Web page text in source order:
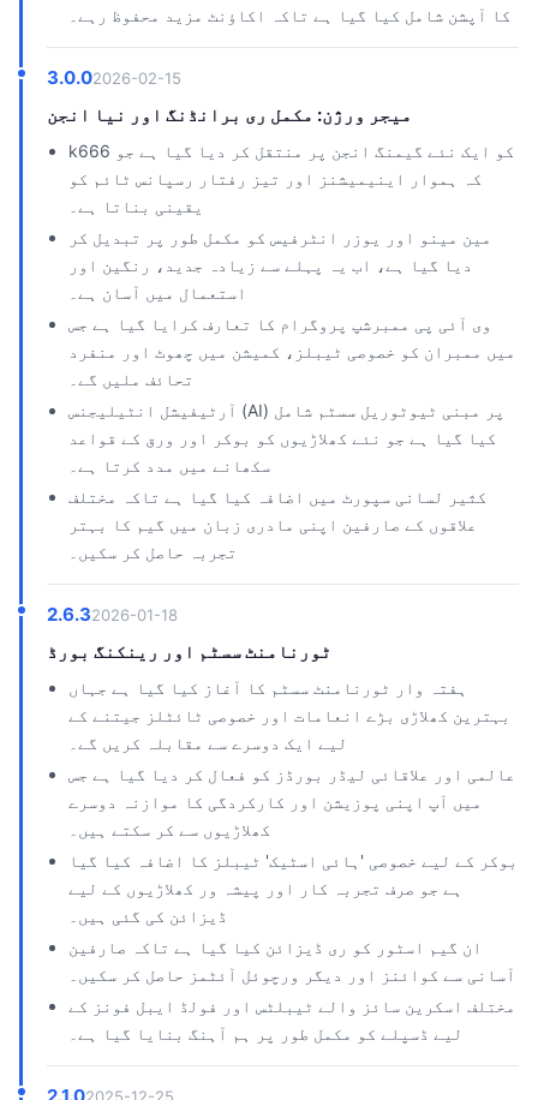
کا آپشن شامل کیا گیا ہے تاکہ اکاؤنٹ مزید محفوظ رہے۔
3.0.02026-02-15
میجر ورژن: مکمل ری برانڈنگ اور نیا انجن
k666 کو ایک نئے گیمنگ انجن پر منتقل کر دیا گیا ہے جو
کہ ہموار اینیمیشنز اور تیز رفتار رسپانس ٹائم کو
یقینی بناتا ہے۔
مین مینو اور یوزر انٹرفیس کو مکمل طور پر تبدیل کر
دیا گیا ہے، اب یہ پہلے سے زیادہ جدید، رنگین اور
استعمال میں آسان ہے۔
وی آئی پی ممبرشپ پروگرام کا تعارف کرایا گیا ہے جس
میں ممبران کو خصوصی ٹیبلز، کمیشن میں چھوٹ اور منفرد
تحائف ملیں گے۔
آرٹیفیشل انٹیلیجنس (AI) پر مبنی ٹیوٹوریل سسٹم شامل
کیا گیا ہے جو نئے کھلاڑیوں کو بوکر اور ورق کے قواعد
سکھانے میں مدد کرتا ہے۔
کثیر لسانی سپورٹ میں اضافہ کیا گیا ہے تاکہ مختلف
علاقوں کے صارفین اپنی مادری زبان میں گیم کا بہتر
تجربہ حاصل کر سکیں۔
2.6.32026-01-18
ٹورنامنٹ سسٹم اور رینکنگ بورڈ
ہفتہ وار ٹورنامنٹ سسٹم کا آغاز کیا گیا ہے جہاں
بہترین کھلاڑی بڑے انعامات اور خصوصی ٹائٹلز جیتنے کے
لیے ایک دوسرے سے مقابلہ کریں گے۔
عالمی اور علاقائی لیڈر بورڈز کو فعال کر دیا گیا ہے جس
میں آپ اپنی پوزیشن اور کارکردگی کا موازنہ دوسرے
کھلاڑیوں سے کر سکتے ہیں۔
بوکر کے لیے خصوصی 'ہائی اسٹیک' ٹیبلز کا اضافہ کیا گیا
ہے جو صرف تجربہ کار اور پیشہ ور کھلاڑیوں کے لیے
ڈیزائن کی گئی ہیں۔
ان گیم اسٹور کو ری ڈیزائن کیا گیا ہے تاکہ صارفین
آسانی سے کوائنز اور دیگر ورچوئل آئٹمز حاصل کر سکیں۔
مختلف اسکرین سائز والے ٹیبلٹس اور فولڈ ایبل فونز کے
لیے ڈسپلے کو مکمل طور پر ہم آہنگ بنایا گیا ہے۔
2025-12-25